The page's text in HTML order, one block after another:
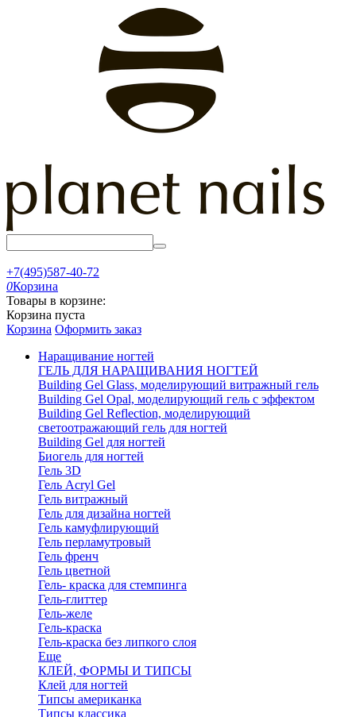
+7(495)587-40-72
0Корзина
Товары в корзине:
Корзина пуста
Корзина Оформить заказ
Наращивание ногтей
ГЕЛЬ ДЛЯ НАРАЩИВАНИЯ НОГТЕЙ
Building Gel Glass, моделирующий витражный гель
Building Gel Opal, моделирующий гель с эффектом
Building Gel Reflection, моделирующий
светоотражающий гель для ногтей
Building Gel для ногтей
Биогель для ногтей
Гель 3D
Гель Acryl Gel
Гель витражный
Гель для дизайна ногтей
Гель камуфлирующий
Гель перламутровый
Гель френч
Гель цветной
Гель- краска для стемпинга
Гель-глиттер
Гель-желе
Гель-краска
Гель-краска без липкого слоя
Еще
КЛЕЙ, ФОРМЫ И ТИПСЫ
Клей для ногтей
Типсы американка
Типсы классика